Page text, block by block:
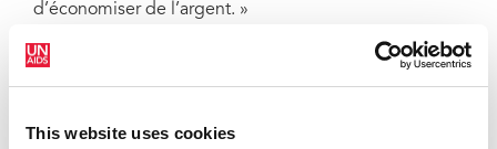
This website uses cookies
d’économiser de l’argent. »
Dans son discours d’ouverture, le président de
humain essentiel pour garantir la santé publique de